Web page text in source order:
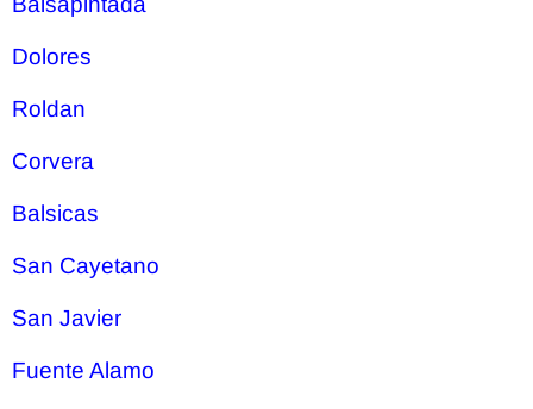
Dolores
Roldan
Corvera
Balsicas
San Cayetano
San Javier
Fuente Alamo